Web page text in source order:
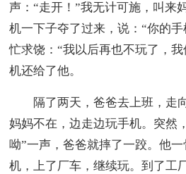
声：“走开！”我无计可施，叫来
机一下子夺了过来，说：“你的
忙求饶：“我以后再也不玩了，
机还给了他。
隔了两天，爸爸去上班，走
妈妈不在，边走边玩手机。突然
呦”一声，爸爸就摔了一跤。他
机，上了厂车，继续玩。到了工